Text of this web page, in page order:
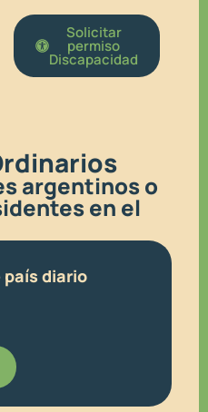
Solicitar
permiso
Discapacidad
argentinos o
en el
país diario